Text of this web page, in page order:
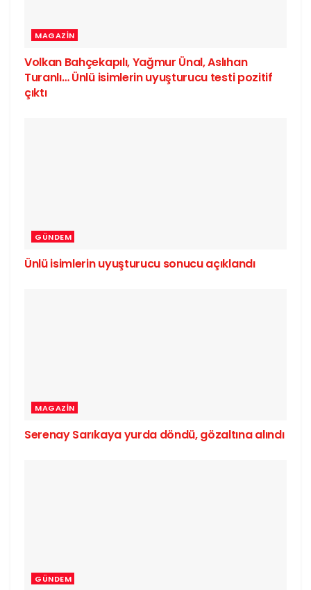
MAGAZIN
Volkan Bahçekapılı, Yağmur Ünal, Aslıhan
Turanlı… Ünlü isimlerin uyuşturucu testi pozitif
çıktı
GÜNDEM
Ünlü isimlerin uyuşturucu sonucu açıklandı
MAGAZIN
Serenay Sarıkaya yurda döndü, gözaltına alındı
GÜNDEM